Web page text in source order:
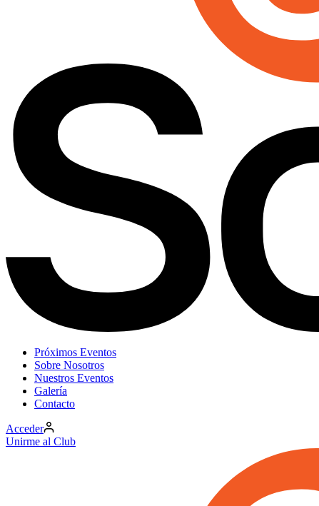
Próximos Eventos
Sobre Nosotros
Nuestros Eventos
Galería
Contacto
Acceder
Unirme al Club